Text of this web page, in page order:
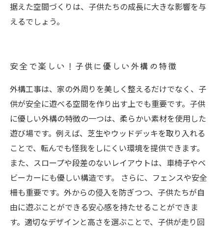
据えた空間づくりは、子供たちの成長に大きな影響を与
えるでしょう。
安全で楽しい！子供に優しい外構の特徴
外構工事は、家の外周りを美しく整えるだけでなく、子
供が安全に遊べる空間を作り出す上でも重要です。子供
に優しい外構の特徴の一つは、柔らかい素材を使用した
遊び場です。例えば、芝生やウッドデッキを取り入れる
ことで、転んでも怪我をしにくい環境を提供できます。
また、スロープや段差のないレイアウトは、車椅子やベ
ビーカーにも優しい構造です。 さらに、フェンスや安全
柵も重要です。外からの侵入を防ぎつつ、子供たちが自
由に遊ぶことができる安心感を持たせることができま
す。適切なデザインと高さを選ぶことで、子供が走り回